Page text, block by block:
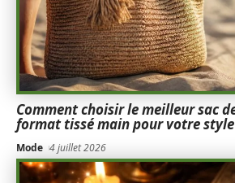
Comment choisir le meilleur sac
format tissé main pour votre style
Mode 4 juillet 2026